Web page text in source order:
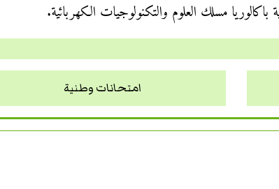
مسلك العلوم والتكنولوجيات الكهربائية.
امتحانات وطنية